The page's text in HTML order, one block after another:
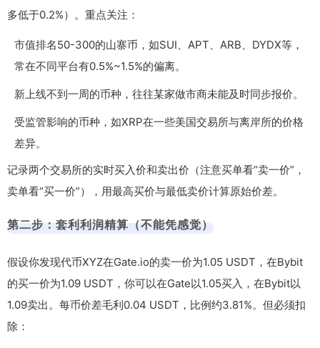
多低于0.2%）。重点关注：
市值排名50-300的山寨币，如SUI、APT、ARB、DYDX等，
常在不同平台有0.5%~1.5%的偏离。
新上线不到一周的币种，往往某家做市商未能及时同步报价。
受监管影响的币种，如XRP在一些美国交易所与离岸所的价格
差异。
记录两个交易所的实时买入价和卖出价（注意买单看“卖一价”，
卖单看“买一价”），用最高买价与最低卖价计算原始价差。
第二步：套利利润精算（不能凭感觉）
假设你发现代币XYZ在Gate.io的卖一价为1.05 USDT，在Bybit
的买一价为1.09 USDT，你可以在Gate以1.05买入，在Bybit以
1.09卖出。每币价差毛利0.04 USDT，比例约3.81%。但必须扣
除：